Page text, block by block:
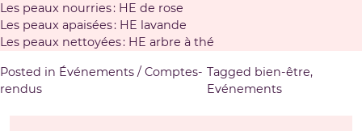
Les peaux nourries : HE de rose
Les peaux apaisées : HE lavande
Les peaux nettoyées : HE arbre à thé
Posted in Événements / Comptes-
rendus
Tagged bien-être,
Evénements